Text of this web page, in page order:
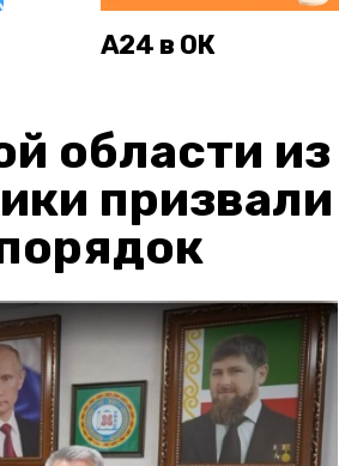
А24 в ОК
области из
призвали